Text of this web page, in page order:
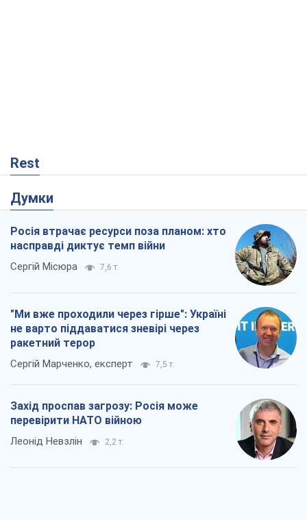
Rest
Думки
Росія втрачає ресурси поза планом: хто
насправді диктує темп війни
Сергій Місюра 7,6 т.
"Ми вже проходили через гірше": Україні
не варто піддаватися зневірі через
ракетний терор
Сергій Марченко, експерт 7,5 т.
Захід проспав загрозу: Росія може
перевірити НАТО війною
Леонід Невзлін 2,2 т.